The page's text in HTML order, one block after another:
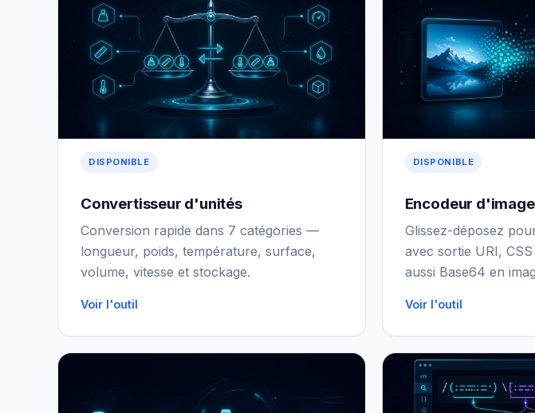
DISPONIBLE
Convertisseur d'unités
Conversion rapide dans 7 catégories —
longueur, poids, température, surface,
volume, vitesse et stockage.
Voir l'outil
DISPONIBLE
Encodeur
Glissez-déposez
avec sortie URI,
aussi Base64 en
Voir l'outil